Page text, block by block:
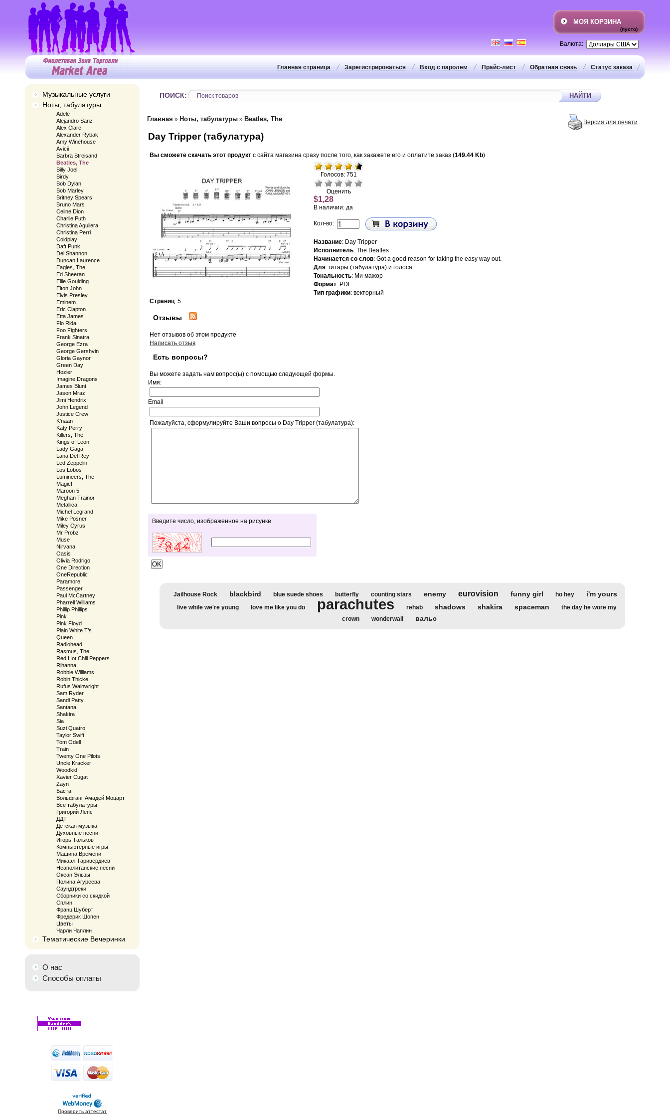
МОЯ КОРЗИНА
(пусто)
Валюта:
Статус заказа
Главная страница Зарегистрироваться Вход с паролем Прайс-лист Обратная связь
Музыкальные услуги
Ноты, табулатуры
Adele
Alejandro Sanz
Alex Clare
Alexander Rybak
Amy Winehouse
Avicii
Barbra Streisand
Beatles, The
Billy Joel
Birdy
Bob Dylan
Bob Marley
Britney Spears
Bruno Mars
Celine Dion
Charlie Puth
Christina Aguilera
Christina Perri
Coldplay
Daft Punk
Del Shannon
Duncan Laurence
Eagles, The
Ed Sheeran
Ellie Goulding
Elton John
Elvis Presley
Eminem
Eric Clapton
Etta James
Flo Rida
Foo Fighters
Frank Sinatra
George Ezra
George Gershvin
Gloria Gaynor
Green Day
Hozier
Imagine Dragons
James Blunt
Jason Mraz
Jimi Hendrix
John Legend
Justice Crew
K'naan
Katy Perry
Killers, The
Kings of Leon
Lady Gaga
Lana Del Rey
Led Zeppelin
Los Lobos
Lumineers, The
Magic!
Maroon 5
Meghan Trainor
Metallica
Michel Legrand
Mike Posner
Miley Cyrus
Mr Probz
Muse
Nirvana
Oasis
Olivia Rodrigo
One Direction
OneRepublic
Paramore
Passenger
Paul McCartney
Pharrell Williams
Phillip Phillips
Pink
Pink Floyd
Plain White T’s
Queen
Radiohead
Rasmus, The
Red Hot Chili Peppers
Rihanna
Robbie Williams
Robin Thicke
Rufus Wainwright
Sam Ryder
Sandi Patty
Santana
Shakira
Sia
Suzi Quatro
Taylor Swift
Tom Odell
Train
Twenty One Pilots
Uncle Kracker
Woodkid
Xavier Cugat
Zayn
Баста
Вольфганг Амадей Моцарт
Все табулатуры
Григорий Лепс
ДДТ
Детская музыка
Духовные песни
Игорь Тальков
Компьютерные игры
Машина Времени
Микаэл Таривердиев
Неаполитанские песни
Океан Эльзы
Полина Агуреева
Саундтреки
Сборники со скидкой
Сплин
Франц Шуберт
Фредерик Шопен
Цветы
Чарли Чаплин
Тематические Вечеринки
О нас
Способы оплаты
Проверить аттестат
ПОИСК:
Главная » Ноты, табулатуры » Beatles, The Версия для печати
Day Tripper (табулатура)
Вы сможете скачать этот продукт с сайта магазина сразу после того, как закажете его и оплатите заказ (149.44 Kb)
Голосов: 751
Оценить
$1,28
В наличии: да
Кол-во:
Название: Day Tripper
Исполнитель: The Beatles
Начинается со слов: Got a good reason for taking the easy way out.
Для: гитары (табулатура) и голоса
Тональность: Ми мажор
Формат: PDF
Тип графики: векторный
Страниц: 5
Отзывы
Нет отзывов об этом продукте
Написать отзыв
Есть вопросы?
Вы можете задать нам вопрос(ы) с помощью следующей формы.
Имя:
Email
Пожалуйста, сформулируйте Ваши вопросы о Day Tripper (табулатура):
Введите число, изображенное на рисунке
Jailhouse Rock blackbird blue suede shoes butterfly counting stars enemy eurovision funny girl ho hey i'm yours
live while we're young love me like you do parachutes rehab shadows shakira spaceman
the day he wore my
crown
wonderwall вальс